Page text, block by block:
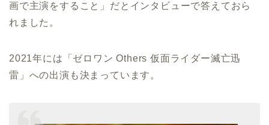
画で主演をすること」だとインタビューで答えておら
れました。
2021年には「ゼロワン Others 仮面ライダー滅亡迅
雷」への出演も決まっています。